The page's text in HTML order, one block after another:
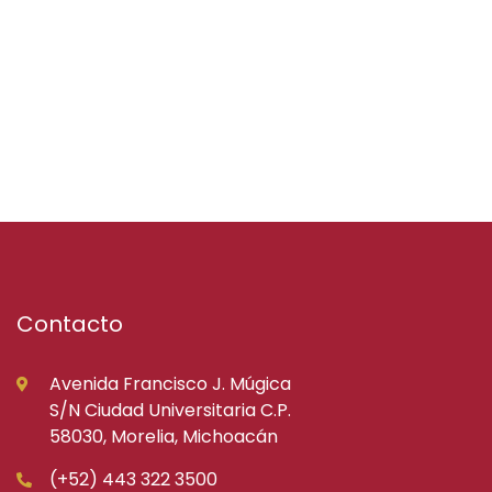
Contacto
Avenida Francisco J. Múgica
S/N Ciudad Universitaria C.P.
58030, Morelia, Michoacán
(+52) 443 322 3500